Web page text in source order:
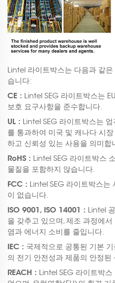
Lintel 라이트박스는 다음과 같
습니다:
CE : Lintel SEG 라이트박스는
보호 요구사항을 준수합니다.
UL : Lintel SEG 라이트박스는
를 통과하여 미국 및 캐나다 시
하고 신뢰성 있는 사용을 의미합
RoHS : Lintel SEG 라이트박스
물질을 포함하지 않습니다.
FCC : Lintel SEG 라이트박스는
이 없습니다.
ISO 9001, ISO 14001 : Lintel
을 갖추고 있으며, 제조 과정에
염과 에너지 소비를 줄입니다.
IEC : 국제적으로 공통된 기본
의 전기 안전성과 제품의 안정된
REACH : Lintel SEG 라이트박